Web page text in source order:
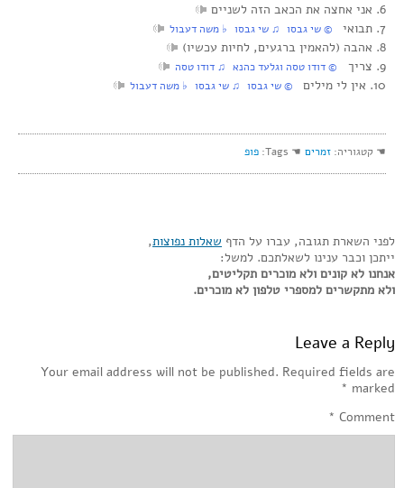
6. אני אחצה את הכאב הזה לשניים
7. תבואי
‏ © שי גבסו‏ ♫ שי גבסו‏ ♭ משה דעבול
8. אהבה (להאמין ברגעים, לחיות עכשיו)
9. צריך
‏ © דודו טסה וגלעד כהנא‏ ♫ דודו טסה
10. אין לי מילים ‏ © שי גבסו‏ ♫ שי גבסו‏ ♭ משה דעבול
☚ קטגוריה: זמרים ☚ Tags: פופ
לפני השארת תגובה, עברו על הדף שאלות נפוצות,
ייתכן וכבר ענינו לשאלתכם. למשל:
אנחנו לא קונים ולא מוכרים תקליטים,
ולא מתקשרים למספרי טלפון לא מוכרים.
Leave a Reply
Your email address will not be published. Required fields are
marked
*
Comment
*